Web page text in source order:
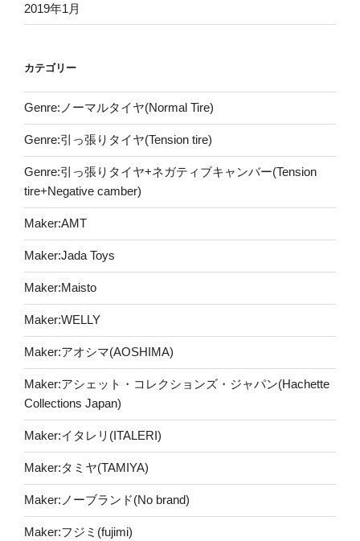
2019年1月
カテゴリー
Genre:ノーマルタイヤ(Normal Tire)
Genre:引っ張りタイヤ(Tension tire)
Genre:引っ張りタイヤ+ネガティブキャンバー(Tension
tire+Negative camber)
Maker:AMT
Maker:Jada Toys
Maker:Maisto
Maker:WELLY
Maker:アオシマ(AOSHIMA)
Maker:アシェット・コレクションズ・ジャパン(Hachette
Collections Japan)
Maker:イタレリ(ITALERI)
Maker:タミヤ(TAMIYA)
Maker:ノーブランド(No brand)
Maker:フジミ(fujimi)